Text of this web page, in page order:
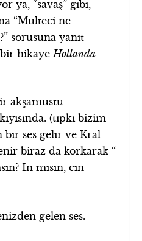
ya, “savaş” gibi,
“Mülteci ne
sorusuna yanıt
bir hikayeHollanda
akşamüstü
(tıpkı bizim
bir ses gelir ve Kral
biraz da korkarak “
İn misin, cin
gelen ses.